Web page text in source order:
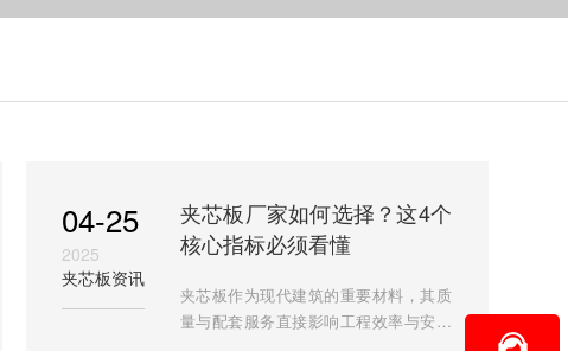
04-25
2025
夹芯板资讯
夹芯板厂家如何选择？这4个
核心指标必须看懂
夹芯板作为现代建筑的重要材料，其质
量与配套服务直接影响工程效率与安全